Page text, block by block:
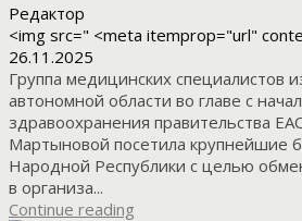
Редактор
<img src=" <meta itemprop="url"
26.11.2025
Группа медицинских специалистов
автономной области во главе с
здравоохранения правительства
Мартыновой посетила крупнейшие
Народной Республики с целью
в организа...
Continue reading